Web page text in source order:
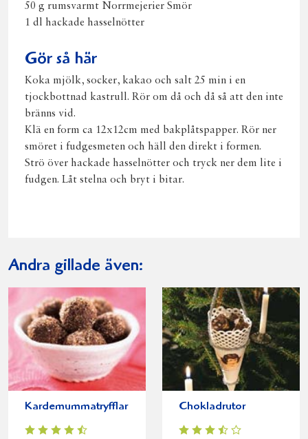
50 g rumsvarmt Norrmejerier Smör
1 dl hackade hasselnötter
Gör så här
Koka mjölk, socker, kakao och salt 25 min i en
tjockbottnad kastrull. Rör om då och då så att den inte
bränns vid.
Klä en form ca 12x12cm med bakplåtspapper. Rör ner
smöret i fudgesmeten och häll den direkt i formen.
Strö över hackade hasselnötter och tryck ner dem lite i
fudgen. Låt stelna och bryt i bitar.
Andra gillade även:
Kardemummatryfflar Chokladrutor